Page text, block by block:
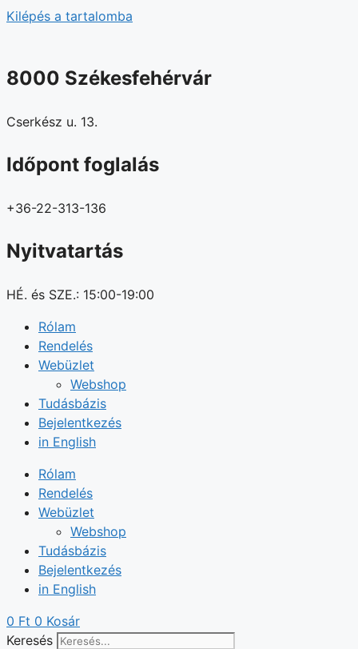
Kilépés a tartalomba
8000 Székesfehérvár
Cserkész u. 13.
Időpont foglalás
+36-22-313-136
Nyitvatartás
HÉ. és SZE.: 15:00-19:00
Rólam
Rendelés
Webüzlet
Webshop
Tudásbázis
Bejelentkezés
in English
Rólam
Rendelés
Webüzlet
Webshop
Tudásbázis
Bejelentkezés
in English
0 Ft 0 Kosár
Keresés